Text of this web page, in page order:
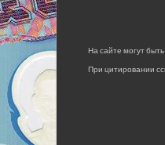
На сайте могут
При цитировании